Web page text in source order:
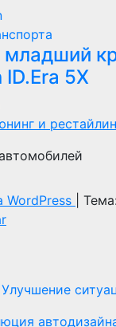
младший
5X
и
WordPress
Улучшение